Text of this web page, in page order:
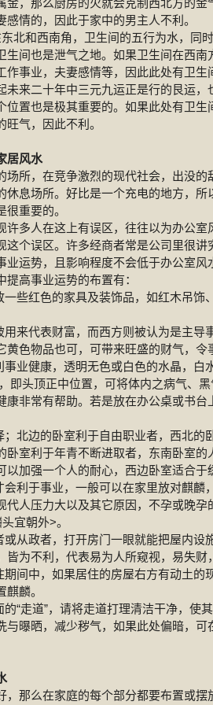
金，那么厨房的火就会克制西北方的金
感情的，因此于家中的男主人不利。
和西南角，卫生间的五行为水，同
生间也是泄气之地。如果卫生间在西
作事业，夫妻感情等，因此此处有卫
未来二十年中三元九运正是行的艮运
位置也是极其重要的。如果此处有卫
气，因此不利。
居风水
，在竞争激烈的现代社会，出没的
休息场所。好比是一个充电的地方，
重要的。
多人在这上有误区，往往以为办公室
这个误区。许多经商者常是公司里很讲
业运势，且影响程度不会低于办公室风
高事业运势的布置有：
红色的家具及装饰品，如红木吊饰
代表财富，而西方则被认为是主导
黄色物品也可，可带来旺盛的财气，令
健康，透明无色或白色的水晶，白
即头顶正中位置，可将体内之病气、
康非常有帮助。若是放在办公桌或书
边的卧室利于自由职业者，西北的
卧室利于年青不断进取者，东南卧室
以加强一个人的耐心，西边卧室适合于
于事业，一般可以在家里放对麒麟
代人压力大以及其它原因，不孕或晚
宜朝外>。
政者，打开房门一眼就能把屋内设
皆为不利，代表易为人所窥视，易失财
中，如果居住的房屋右方有动土的
麟。
走道”，请将走道打理清洁干净，使
与曝晒，减少秽气，如果此处偏暗，
那么在家庭的每个部分都要布置或摆